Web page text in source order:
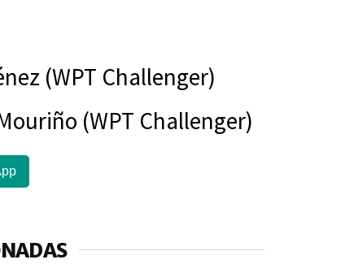
(WPT Challenger)
(WPT Challenger)